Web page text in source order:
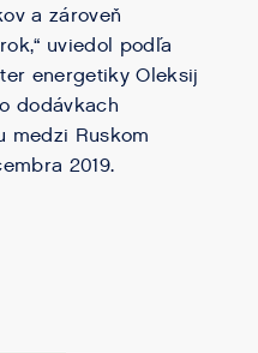
a zároveň
uviedol podľa
energetiky Oleksij
dodávkach
medzi Ruskom
2019.